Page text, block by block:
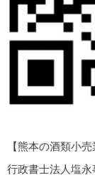
【熊本の酒類小売
行政書士法人塩